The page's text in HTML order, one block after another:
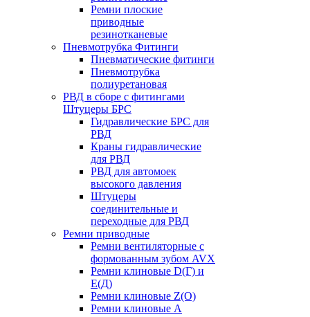
Ремни плоские
приводные
резинотканевые
Пневмотрубка Фитинги
Пневматические фитинги
Пневмотрубка
полиуретановая
РВД в сборе с фитингами
Штуцеры БРС
Гидравлические БРС для
РВД
Краны гидравлические
для РВД
РВД для автомоек
высокого давления
Штуцеры
соединительные и
переходные для РВД
Ремни приводные
Ремни вентиляторные с
формованным зубом AVX
Ремни клиновые D(Г) и
Е(Д)
Ремни клиновые Z(О)
Ремни клиновые А